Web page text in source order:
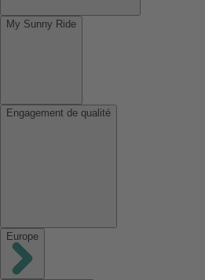
My Sunny Ride
Engagement de qualité
Europe